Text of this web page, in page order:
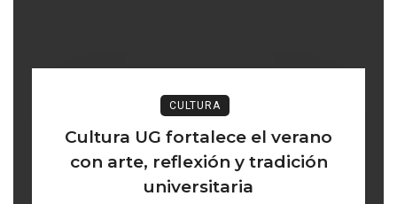
CULTURA
Cultura UG fortalece el verano
con arte, reflexión y tradición
universitaria